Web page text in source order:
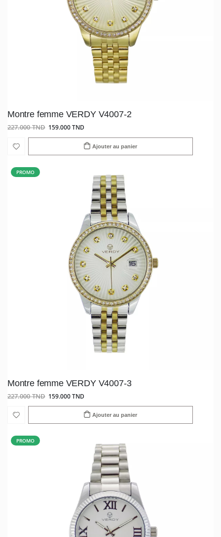
Montre femme VERDY V4007-2
227.000 TND 159.000 TND
Ajouter au panier
PROMO
Montre femme VERDY V4007-3
227.000 TND 159.000 TND
Ajouter au panier
PROMO